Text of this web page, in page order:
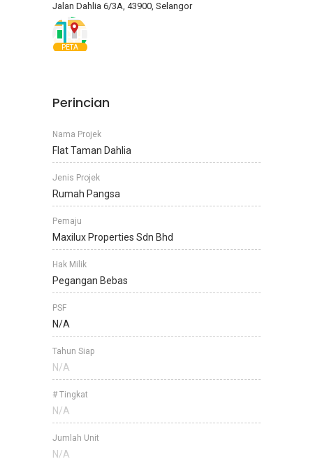
Jalan Dahlia 6/3A, 43900, Selangor
PETA
Perincian
Nama Projek
Flat Taman Dahlia
Jenis Projek
Rumah Pangsa
Pemaju
Maxilux Properties Sdn Bhd
Hak Milik
Pegangan Bebas
PSF
N/A
Tahun Siap
N/A
# Tingkat
N/A
Jumlah Unit
N/A